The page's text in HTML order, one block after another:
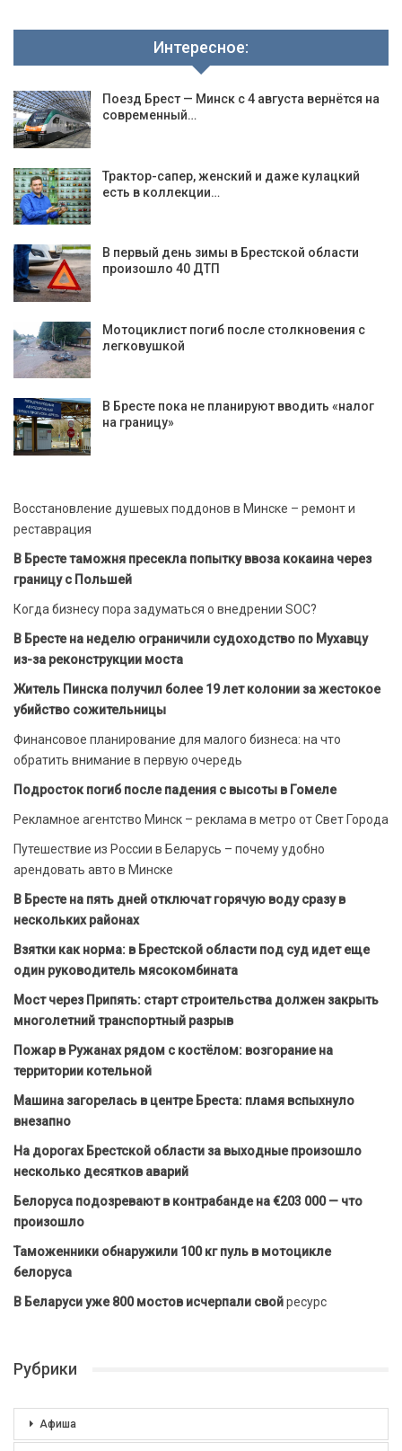
Интересное:
Поезд Брест — Минск с 4 августа вернётся на
современный…
Трактор-сапер, женский и даже кулацкий
есть в коллекции…
В первый день зимы в Брестской области
произошло 40 ДТП
Мотоциклист погиб после столкновения с
легковушкой
В Бресте пока не планируют вводить «налог
на границу»
Восстановление душевых поддонов в Минске – ремонт и
реставрация
В Бресте таможня пресекла попытку ввоза кокаина через
границу с Польшей
Когда бизнесу пора задуматься о внедрении SOC?
В Бресте на неделю ограничили судоходство по Мухавцу
из-за реконструкции моста
Житель Пинска получил более 19 лет колонии за жестокое
убийство сожительницы
Финансовое планирование для малого бизнеса: на что
обратить внимание в первую очередь
Подросток погиб после падения с высоты в Гомеле
Рекламное агентство Минск – реклама в метро от Свет Города
Путешествие из России в Беларусь – почему удобно
арендовать авто в Минске
В Бресте на пять дней отключат горячую воду сразу в
нескольких районах
Взятки как норма: в Брестской области под суд идет еще
один руководитель мясокомбината
Мост через Припять: старт строительства должен закрыть
многолетний транспортный разрыв
Пожар в Ружанах рядом с костёлом: возгорание на
территории котельной
Машина загорелась в центре Бреста: пламя вспыхнуло
внезапно
На дорогах Брестской области за выходные произошло
несколько десятков аварий
Белоруса подозревают в контрабанде на €203 000 — что
произошло
Таможенники обнаружили 100 кг пуль в мотоцикле
белоруса
В Беларуси уже 800 мостов исчерпали свойресурс
Рубрики
Афиша